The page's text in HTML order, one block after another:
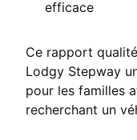
efficace
Ce rapport
Lodgy Stepway
pour les familles
recherchant un